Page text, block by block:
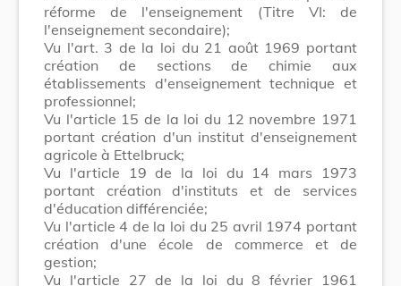
réforme de l'enseignement (Titre VI: de
l'enseignement secondaire);
Vu l'art. 3 de la loi du 21 août 1969 portant
création de sections de chimie aux
établissements d'enseignement technique et
professionnel;
Vu l'article 15 de la loi du 12 novembre 1971
portant création d'un institut d'enseignement
agricole à Ettelbruck;
Vu l'article 19 de la loi du 14 mars 1973
portant création d'instituts et de services
d'éducation différenciée;
Vu l'article 4 de la loi du 25 avril 1974 portant
création d'une école de commerce et de
gestion;
Vu l'article 27 de la loi du 8 février 1961